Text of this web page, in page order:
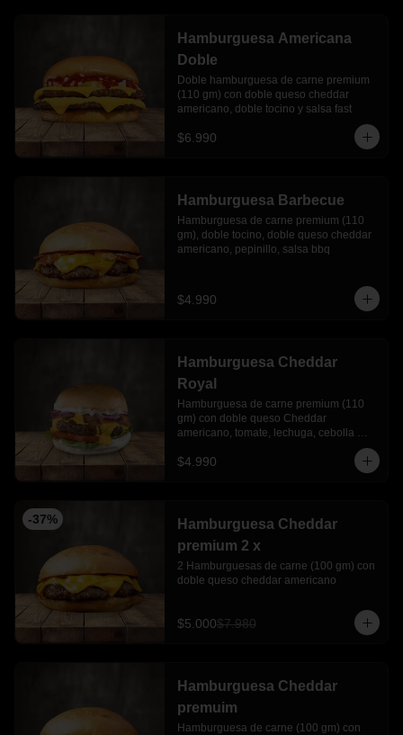
Hamburguesa Americana
Doble
Doble hamburguesa de carne premium
(110 gm) con doble queso cheddar
americano, doble tocino y salsa fast
$6.990
Hamburguesa Barbecue
Hamburguesa de carne premium (110
gm), doble tocino, doble queso cheddar
americano, pepinillo, salsa bbq
$4.990
Hamburguesa Cheddar
Royal
Hamburguesa de carne premium (110
gm) con doble queso Cheddar
americano, tomate, lechuga, cebolla
$4.990
-37%
Hamburguesa Cheddar
premium 2 x
2 Hamburguesas de carne (100 gm) con
doble queso cheddar americano
$5.000$7.980
Hamburguesa Cheddar
premuim
Hamburguesa de carne (100 gm) con